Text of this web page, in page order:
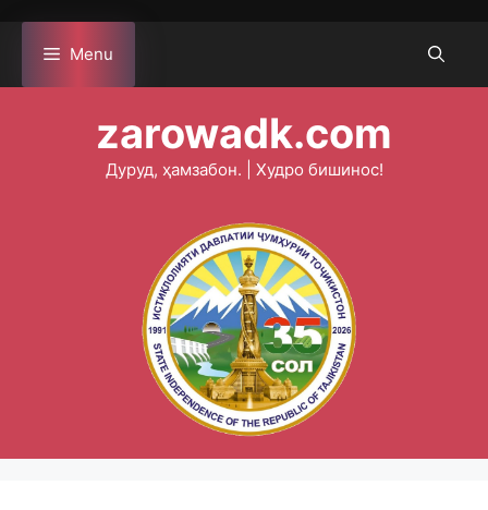
content
Menu
zarowadk.com
Дуруд, ҳамзабон. | Худро бишинос!